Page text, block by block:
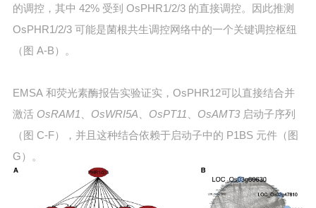
的调控，其中 42% 受到 OsPHR1/2/3 的直接调控。因此推测
OsPHR1/2/3 可能是菌根共生调控网络中的一个关键调控枢纽
（图 A-B）。
EMSA 和荧光素酶报告实验证实，OsPHR12可以直接结合并
激活 OsRAM1、 OsWRI5A、 OsPT11、 OsAMT3启动子序列
（图 C-F），并且这种结合依赖于启动子中的 P1BS 元件（图
G）。